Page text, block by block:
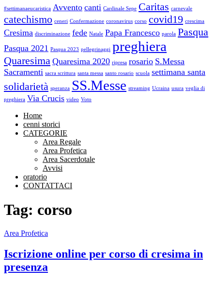
#settimanaeucaristica Avvento canti Cardinale Sepe Caritas carnevale
catechismo ceneri Confermazione coronavirus corso covid19 crescima
Cresima discriminazione fede Natale Papa Francesco parola Pasqua
Pasqua 2021 Pasqua 2023 pellegrinaggi preghiera
Quaresima Quaresima 2020 ripresa rosario S.Messa
Sacramenti sacra scrittura santa messa santo rosario scuola settimana santa
solidarietà speranza SS.Messe streaming Ucraina usura veglia di
preghiera Via Crucis video Voto
Home
cenni storici
CATEGORIE
Area Regale
Area Profetica
Area Sacerdotale
Avvisi
oratorio
CONTATTACI
Tag: corso
Area Profetica
Iscrizione online per corso di cresima in
presenza